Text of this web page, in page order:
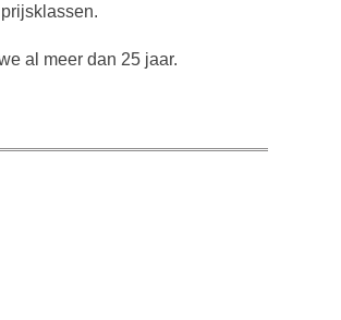
al meer dan 25 jaar.